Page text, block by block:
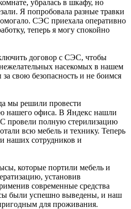
убралась в шкафу, но
Я попробовала разные травки
СЭС приехала оперативно
теперь я могу спокойно
договор с СЭС, чтобы
насекомых в нашем
свою безопасность и не боимся
мы решили провести
нашего офиса. В Яндекс нашли
провели полную стерилизацию
всю мебель и технику. Теперь
наших сотрудников и
которые портили мебель и
установив
современные средства
были успешно выведены, и наш
для проживания.